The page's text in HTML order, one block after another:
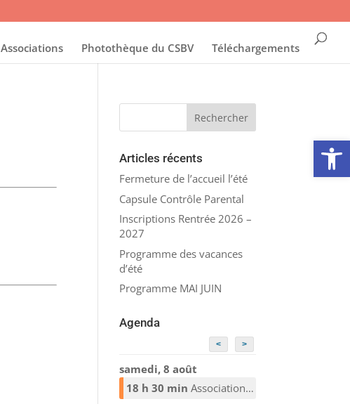
Ouvrir
Associations Photothèque du CSBV Téléchargements
Articles récents
Fermeture de l’accueil l’été
Capsule Contrôle Parental
Inscriptions Rentrée 2026 –
2027
Programme des vacances
d’été
Programme MAI JUIN
Agenda
< >
samedi, 8 août
18 h 30 minAssociation Alcooliques Anonymes